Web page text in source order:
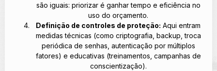
são iguais: priorizar é ganhar tempo e eficiência no
uso do orçamento.
Definição de controles de proteção: Aqui entram
medidas técnicas (como criptografia, backup, troca
periódica de senhas, autenticação por múltiplos
fatores) e educativas (treinamentos, campanhas de
conscientização).